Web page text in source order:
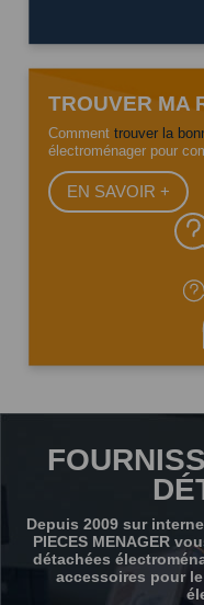
TROUVER MA
Commenttrouver la
électroménager pour
EN SAVOIR +
Depuis 2009 sur
PIECES MENAGER
détachées
accessoires pour